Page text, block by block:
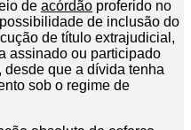
de acórdão proferido no
de inclusão do
de título extrajudicial,
assinado ou participado
que a dívida tenha
sob o regime de